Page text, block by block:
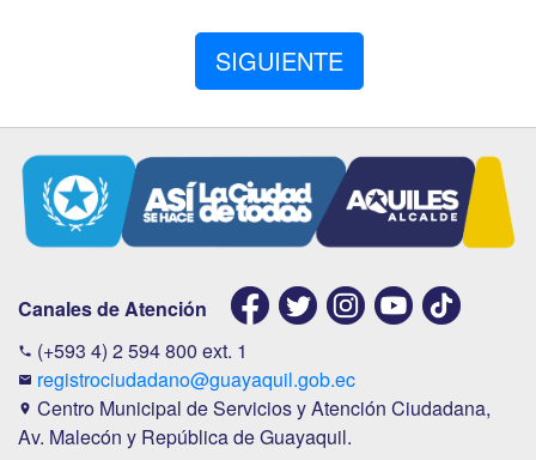
SIGUIENTE
Canales de Atención
phone (+593 4) 2 594 800 ext. 1
email registrociudadano@guayaquil.gob.ec
location_on Centro Municipal de Servicios y Atención Ciudadana,
Av. Malecón y República de Guayaquil.